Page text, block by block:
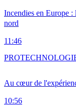
Incendies en Europe :
nord
11:46
Au cœur de
10:56
PRO